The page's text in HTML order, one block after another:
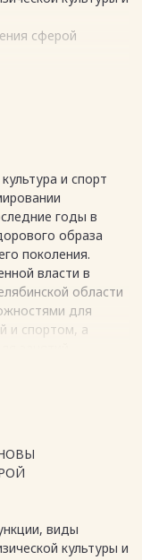
сферой
«Спортивная
управления
школа
36
И СПОРТА
сферой
управления
49
и спорт
годы в
образа
поколения.
власти в
области
для
и спортом, а
что «для
культуры» [12].
повышения
культуры и
в
перед
виды
культуры и